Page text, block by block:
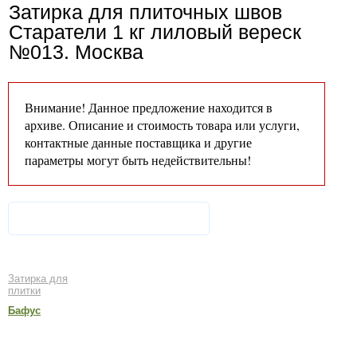
Затирка для плиточных швов
Старатели 1 кг лиловый вереск
№013. Москва
Внимание! Данное предложение находится в
архиве. Описание и стоимость товара или услуги,
контактные данные поставщика и другие
параметры могут быть недействительны!
Затирка для
плитки
Бафус